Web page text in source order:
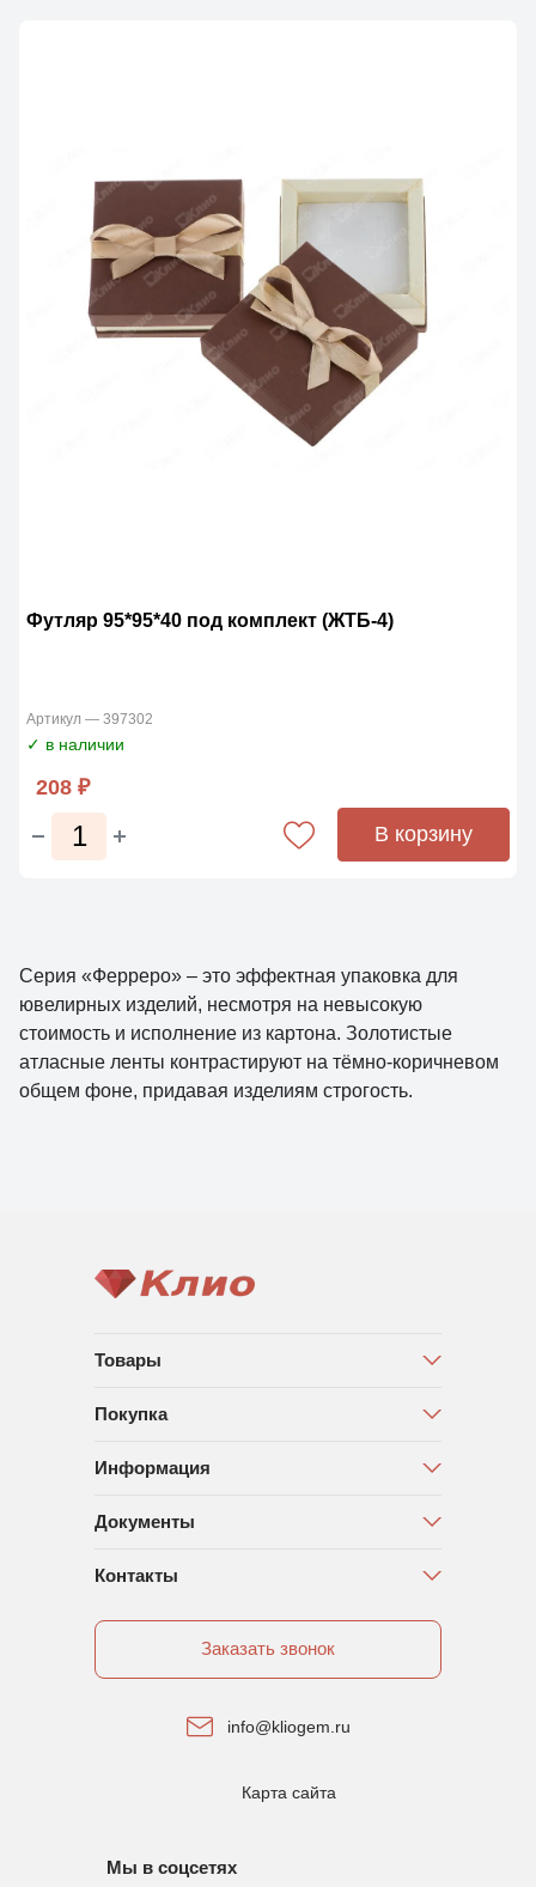
Футляр 95*95*40 под комплект (ЖТБ-4)
Артикул — 397302
✓ в наличии
208 ₽
В корзину
Серия «Ферреро» – это эффектная упаковка для
ювелирных изделий, несмотря на невысокую
стоимость и исполнение из картона. Золотистые
атласные ленты контрастируют на тёмно-коричневом
общем фоне, придавая изделиям строгость.
Товары
Покупка
Информация
Документы
Контакты
Заказать звонок
info@kliogem.ru
Карта сайта
Мы в соцсетях